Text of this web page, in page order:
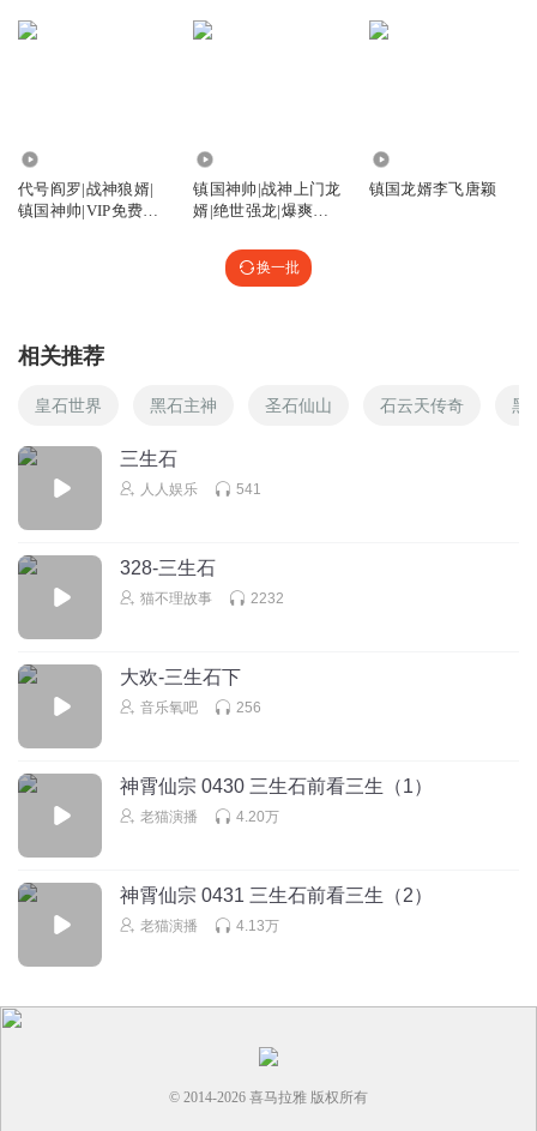
代号阎罗|战神狼婿|
镇国神帅|VIP免费有
镇国神帅|战神上门龙
婿|绝世强龙|爆爽龙
镇国龙婿李飞唐颖
换一批
相关推荐
皇石世界 黑石主神 圣石仙山 石云天传奇 黑
三生石
人人娱乐 541
328-三生石
猫不理故事 2232
大欢-三生石下
音乐氧吧 256
神霄仙宗 0430 三生石前看三生（1）
老猫演播 4.20万
神霄仙宗 0431 三生石前看三生（2）
老猫演播 4.13万
© 2014-2026 喜马拉雅 版权所有